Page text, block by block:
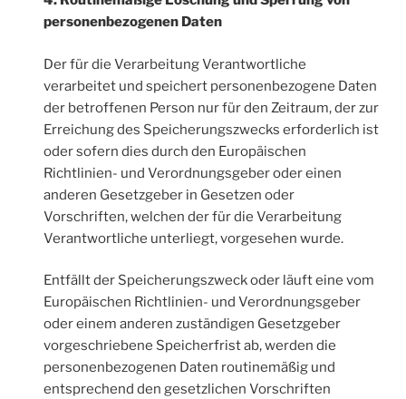
personenbezogenen Daten
Der für die Verarbeitung Verantwortliche
verarbeitet und speichert personenbezogene Daten
der betroffenen Person nur für den Zeitraum, der zur
Erreichung des Speicherungszwecks erforderlich ist
oder sofern dies durch den Europäischen
Richtlinien- und Verordnungsgeber oder einen
anderen Gesetzgeber in Gesetzen oder
Vorschriften, welchen der für die Verarbeitung
Verantwortliche unterliegt, vorgesehen wurde.
Entfällt der Speicherungszweck oder läuft eine vom
Europäischen Richtlinien- und Verordnungsgeber
oder einem anderen zuständigen Gesetzgeber
vorgeschriebene Speicherfrist ab, werden die
personenbezogenen Daten routinemäßig und
entsprechend den gesetzlichen Vorschriften